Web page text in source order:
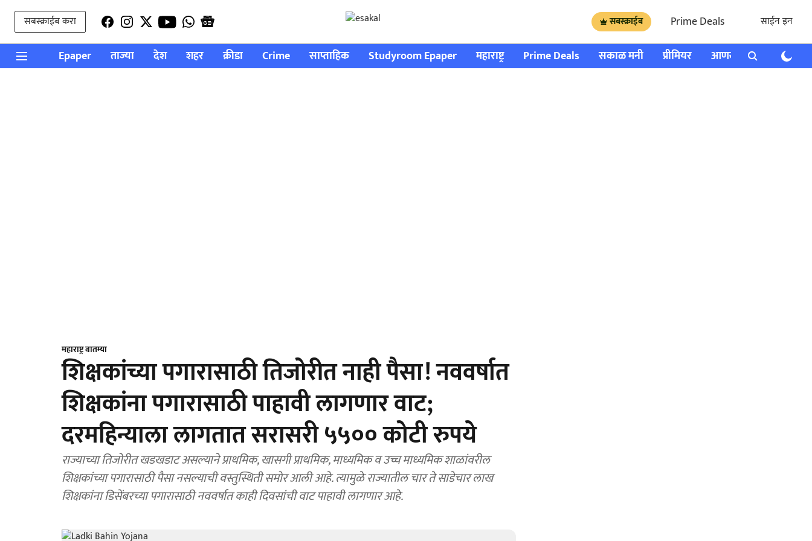
सबस्क्राईब करा सबस्क्राईब Prime Deals साईन इन
Epaper ताज्या देश शहर क्रीडा Crime साप्ताहिक Studyroom Epaper महाराष्ट्र Prime Deals सकाळ मनी प्रीमियर आणखी राशी भविष्य
महाराष्ट्र बातम्या
शिक्षकांच्या पगारासाठी तिजोरीत नाही पैसा! नववर्षात
शिक्षकांना पगारासाठी पाहावी लागणार वाट;
दरमहिन्याला लागतात सरासरी ५५०० कोटी रुपये
राज्याच्या तिजोरीत खडखडाट असल्याने प्राथमिक, खासगी प्राथमिक, माध्यमिक व उच्च माध्यमिक शाळांवरील
शिक्षकांच्या पगारासाठी पैसा नसल्याची वस्तुस्थिती समोर आली आहे. त्यामुळे राज्यातील चार ते साडेचार लाख
शिक्षकांना डिसेंबरच्या पगारासाठी नववर्षात काही दिवसांची वाट पाहावी लागणार आहे.